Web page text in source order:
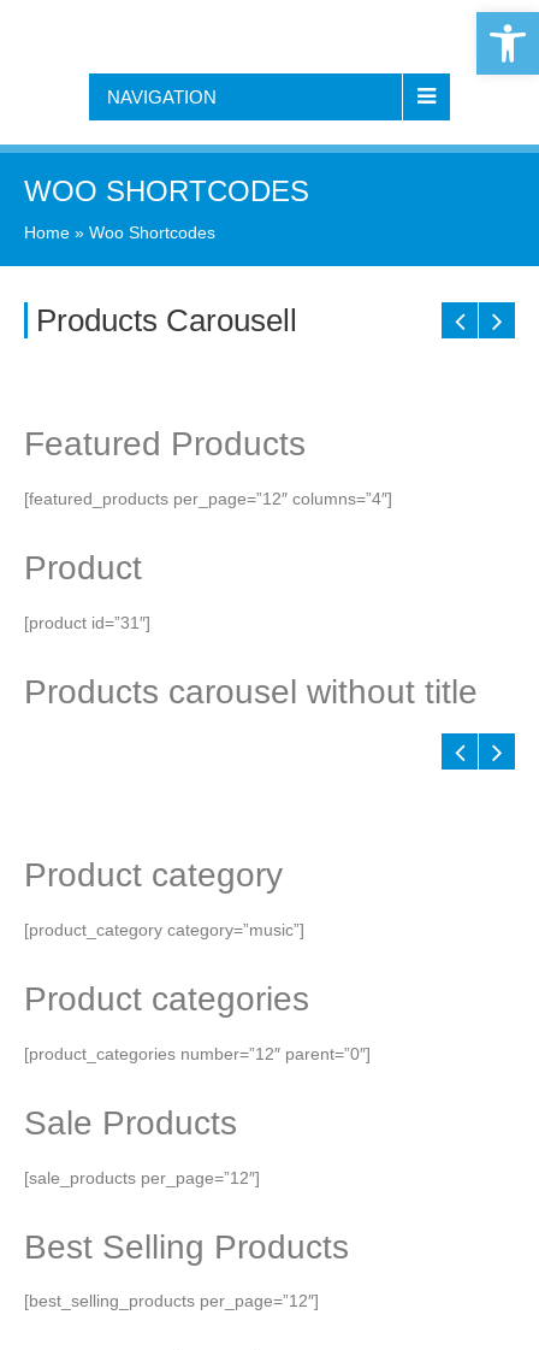
NAVIGATION
WOO SHORTCODES
Home » Woo Shortcodes
Products Carousell
Featured Products
[featured_products per_page=”12″ columns=”4″]
Product
[product id=”31″]
Products carousel without title
Product category
[product_category category=”music”]
Product categories
[product_categories number=”12″ parent=”0″]
Sale Products
[sale_products per_page=”12″]
Best Selling Products
[best_selling_products per_page=”12″]